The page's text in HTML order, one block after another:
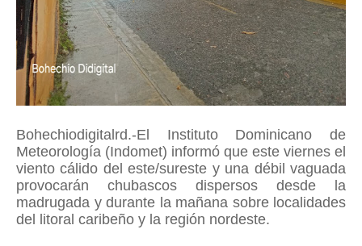
Bohechiodigitalrd.-El Instituto Dominicano de
Meteorología (Indomet) informó que este viernes el
viento cálido del este/sureste y una débil vaguada
provocarán chubascos dispersos desde la
madrugada y durante la mañana sobre localidades
del litoral caribeño y la región nordeste.